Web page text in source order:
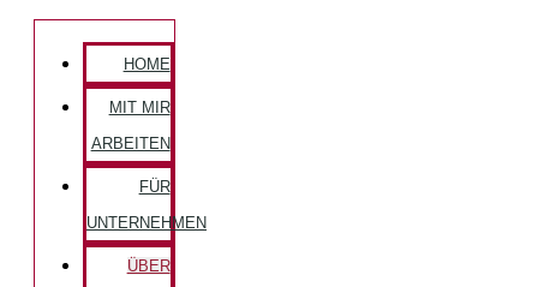
HOME
MIT MIR
ARBEITEN
FÜR
UNTERNEHMEN
ÜBER